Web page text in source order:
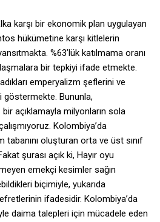
karşı bir ekonomik plan uygulayan
hükümetine karşı kitlelerin
%63’lük katılmama oranı
bir tepkiyi ifade etmekte.
emperyalizm şeflerini ve
göstermekte. Bununla,
açıklamayla milyonların sola
Kolombiya’da
tabanını oluşturan orta ve üst sınıf
şurası açık ki, Hayır oyu
emekçi kesimler sağın
biçimiyle, yukarıda
ifadesidir. Kolombiya’da
daima talepleri için mücadele eden